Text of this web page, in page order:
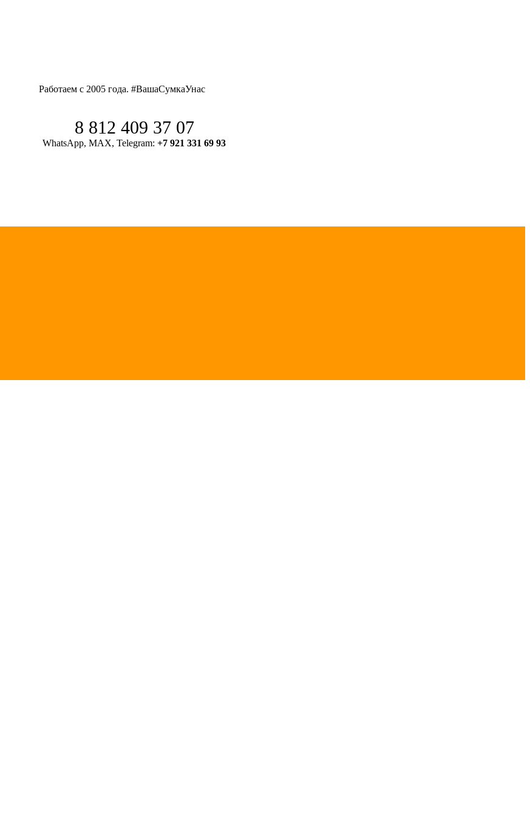
Работаем с 2005 года. #ВашаСумкаУнас
8 812 409 37 07
WhatsApp, MAX, Telegram: +7 921 331 69 93